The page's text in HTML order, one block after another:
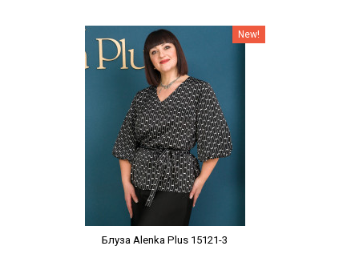
Наклейки Варіант з % New!
Блуза Alenka Plus 15121-3